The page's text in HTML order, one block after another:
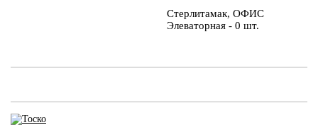
Стерлитамак, ОФИС
Элеваторная - 0 шт.